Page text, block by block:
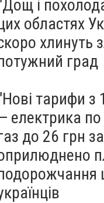
і
областях
хлинуть
град
тарифи з
електрика по
до 26 грн